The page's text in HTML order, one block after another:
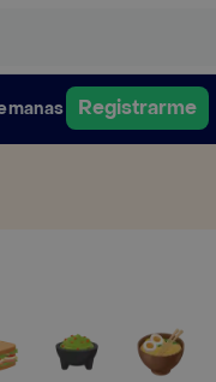
Registrarme